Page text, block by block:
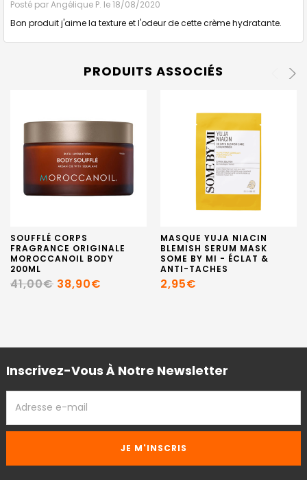
Posté parAngélique P. le 18/08/2020
Bon produit j'aime la texture et l'odeur de cette crème hydratante.
PRODUITS ASSOCIÉS
SOUFFLÉ CORPS
FRAGRANCE ORIGINALE
MOROCCANOIL BODY
200ML
41,00€ 38,90€
MASQUE YUJA NIACIN
BLEMISH SERUM MASK
SOME BY MI - ÉCLAT &
ANTI-TACHES
2,95€
Inscrivez-Vous À Notre Newsletter
EMAIL